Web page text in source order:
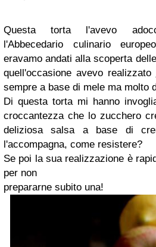
Questa torta l'avevo
l'Abbecedario culinario
eravamo andati alla scoperta
quell'occasione avevo realizzato
sempre a base di mele ma molto
Di questa torta mi hanno
croccantezza che lo zucchero
deliziosa salsa a base di
l'accompagna, come resistere?
Se poi la sua realizzazione è
per non
prepararne subito una!